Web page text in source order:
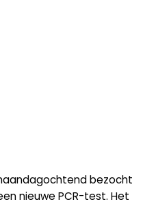
bezocht
nieuwe PCR-test. Het